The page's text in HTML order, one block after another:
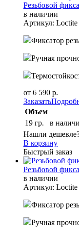
Резьбовой
в наличии
Артикул: Loctite
Фиксатор
Ручная
от 6 590 р.
Заказать
Объем
19 гр.
в
Нашли
В корзину
Быстрый заказ
Резьбовой
в наличии
Артикул: Loctite
Фиксатор
Ручная